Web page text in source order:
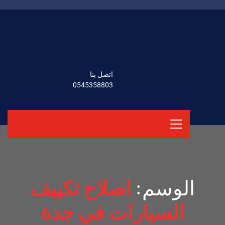
اتصل بنا
0545358803
الوسم: اصلاح تكييف
السيارات في جدة